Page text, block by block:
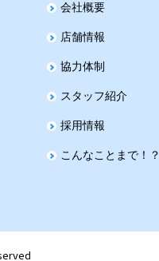
会社概要
店舗情報
協力体制
スタッフ紹介
採用情報
こんなことまで！？